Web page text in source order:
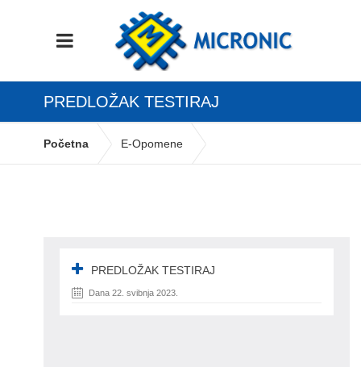
PREDLOŽAK TESTIRAJ
Početna E-Opomene
PREDLOŽAK TESTIRAJ
Dana 22. svibnja 2023.